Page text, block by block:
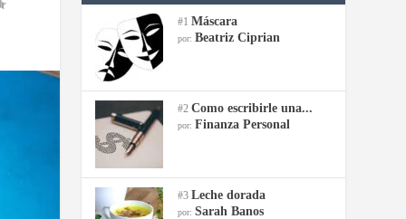
#1Máscara
por: Beatriz Ciprian
#2Como escribirle una...
por: Finanza Personal
#3Leche dorada
por:Sarah Banos